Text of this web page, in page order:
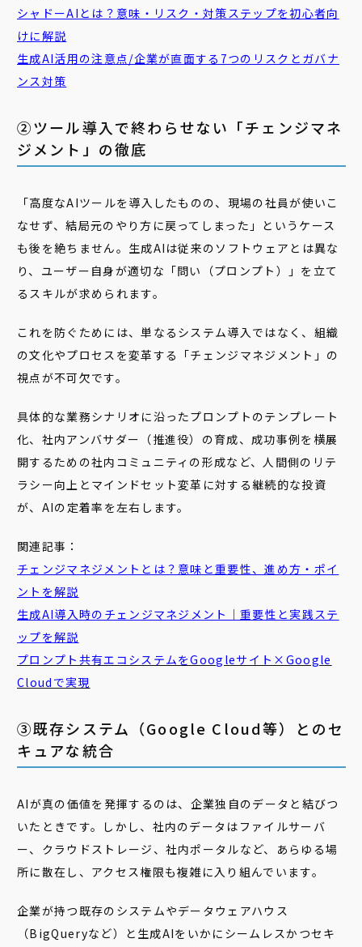
シャドーAIとは？意味・リスク・対策ステップを初心者向
けに解説
生成AI活用の注意点/企業が直面する7つのリスクとガバナ
ンス対策
②ツール導入で終わらせない「チェンジマネ
ジメント」の徹底
「高度なAIツールを導入したものの、現場の社員が使いこ
なせず、結局元のやり方に戻ってしまった」というケース
も後を絶ちません。生成AIは従来のソフトウェアとは異な
り、ユーザー自身が適切な「問い（プロンプト）」を立て
るスキルが求められます。
これを防ぐためには、単なるシステム導入ではなく、組織
の文化やプロセスを変革する「チェンジマネジメント」の
視点が不可欠です。
具体的な業務シナリオに沿ったプロンプトのテンプレート
化、社内アンバサダー（推進役）の育成、成功事例を横展
開するための社内コミュニティの形成など、人間側のリテ
ラシー向上とマインドセット変革に対する継続的な投資
が、AIの定着率を左右します。
関連記事：
チェンジマネジメントとは？意味と重要性、進め方・ポイ
ントを解説
生成AI導入時のチェンジマネジメント｜重要性と実践ステ
ップを解説
プロンプト共有エコシステムをGoogleサイト×Google
Cloudで実現
③既存システム（Google Cloud等）とのセ
キュアな統合
AIが真の価値を発揮するのは、企業独自のデータと結びつ
いたときです。しかし、社内のデータはファイルサーバ
ー、クラウドストレージ、社内ポータルなど、あらゆる場
所に散在し、アクセス権限も複雑に入り組んでいます。
企業が持つ既存のシステムやデータウェアハウス
（BigQueryなど）と生成AIをいかにシームレスかつセキ